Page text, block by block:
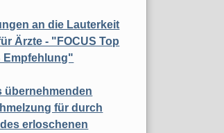
an die Lauterkeit
Ärzte - "FOCUS Top
Empfehlung"
übernehmenden
für durch
erloschenen